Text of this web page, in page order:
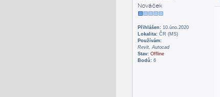
Nováček
Přihlášen:10.úno.2020
Lokalita:ČR (MS)
Používám:
Revit, Autocad
Stav: Offline
Bodů:6